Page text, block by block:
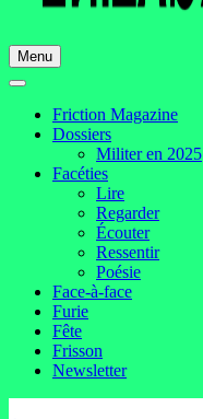
Menu
Friction Magazine
Dossiers
Militer en 2025
Facéties
Lire
Regarder
Écouter
Ressentir
Poésie
Face-à-face
Furie
Fête
Frisson
Newsletter